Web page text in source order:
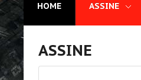
Home
Assine
Sobre
HOME ASSINE
ASSINE